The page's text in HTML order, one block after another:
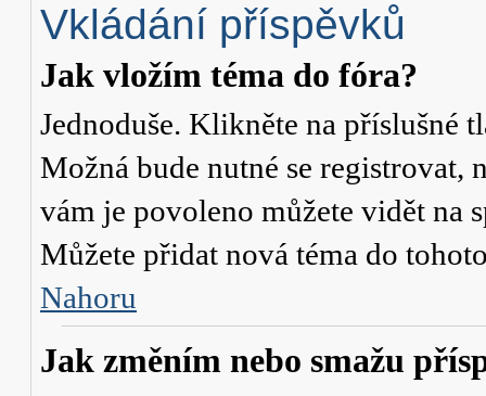
Vkládání příspěvků
Jak vložím téma do fóra?
Jednoduše. Klikněte na příslušné
Možná bude nutné se registrovat,
vám je povoleno můžete vidět na
Můžete přidat nová téma do
Nahoru
Jak změním nebo smažu